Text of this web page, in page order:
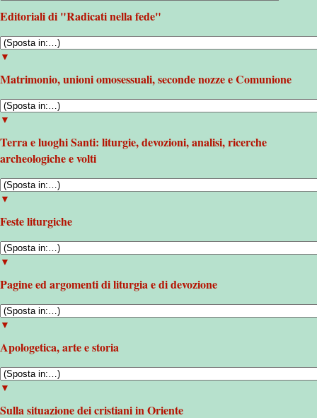
Editoriali di "Radicati nella fede"
▼
Matrimonio, unioni omosessuali, seconde nozze e Comunione
▼
Terra e luoghi Santi: liturgie, devozioni, analisi, ricerche
archeologiche e volti
▼
Feste liturgiche
▼
Pagine ed argomenti di liturgia e di devozione
▼
Apologetica, arte e storia
▼
Sulla situazione dei cristiani in Oriente